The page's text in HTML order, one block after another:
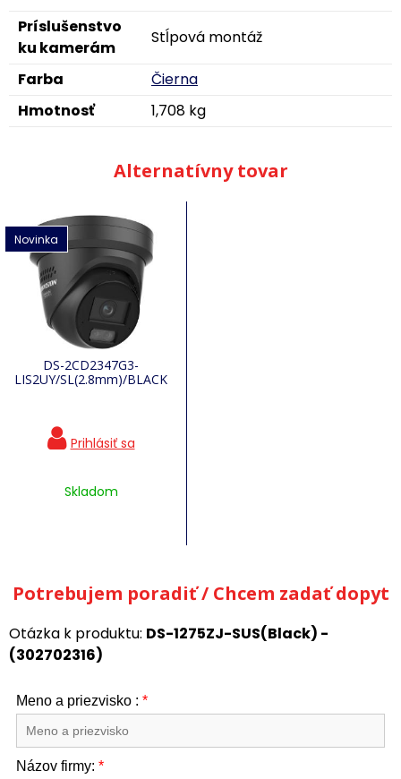
Príslušenstvo
ku kamerám
Stĺpová montáž
Farba
Čierna
Hmotnosť
1,708 kg
Alternatívny tovar
DS-2CD2347G3-
LIS2UY/SL(2.8mm)/BLACK
Novinka
Skladom
Potrebujem poradiť / Chcem zadať dopyt
Otázka k produktu: DS-1275ZJ-SUS(Black) -
(302702316)